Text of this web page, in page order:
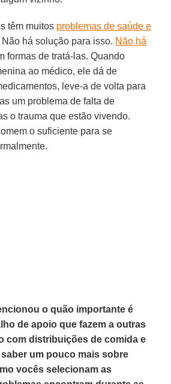
têm muitos problemas de saúde e
Não há solução para isso. Não há
formas de tratá-las. Quando
ao médico, ele dá de
leve-a de volta para
um problema de falta de
o trauma que estão vivendo.
o suficiente para se
o quão importante é
de apoio que fazem a outras
com distribuições de comida e
um pouco mais sobre
vocês selecionam as